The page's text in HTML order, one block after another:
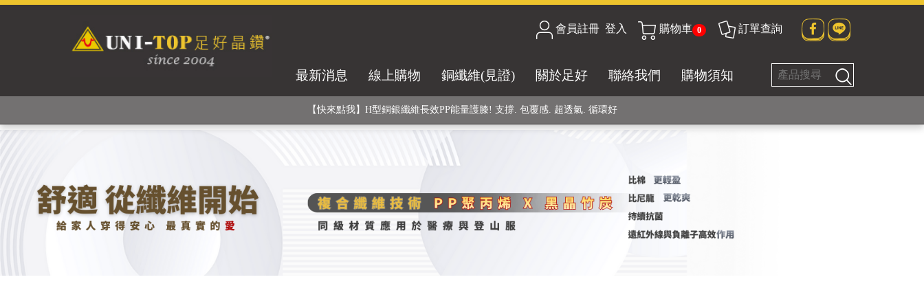
會員註冊 登入 購物車 0 訂單查詢
最新消息 線上購物 銅纖維(見證) 關於足好 聯絡我們 購物須知
銅銀鍺元素融合紗線，長效抗菌除臭! 全程MIT製造，通過多項國際檢驗
【快來點我】H型銅銀纖維長效PP能量護膝! 支撐. 包覆感. 超透氣. 循環好
【快來點我】三金家族- 專利活氧 男女內褲系列